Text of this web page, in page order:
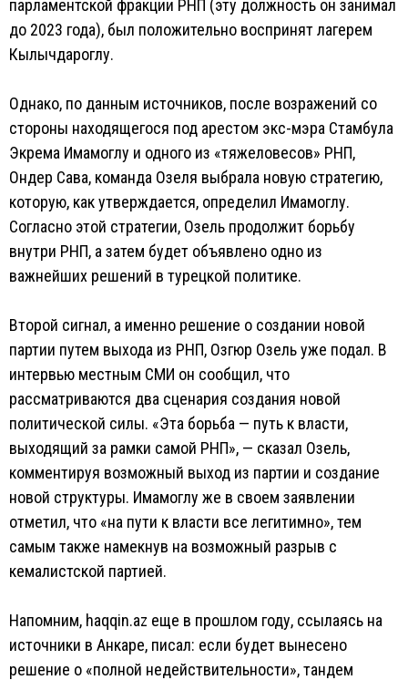
парламентской фракции РНП (эту должность он занимал
до 2023 года), был положительно воспринят лагерем
Кылычдароглу.
Однако, по данным источников, после возражений со
стороны находящегося под арестом экс-мэра Стамбула
Экрема Имамоглу и одного из «тяжеловесов» РНП,
Ондер Сава, команда Озеля выбрала новую стратегию,
которую, как утверждается, определил Имамоглу.
Согласно этой стратегии, Озель продолжит борьбу
внутри РНП, а затем будет объявлено одно из
важнейших решений в турецкой политике.
Второй сигнал, а именно решение о создании новой
партии путем выхода из РНП, Озгюр Озель уже подал. В
интервью местным СМИ он сообщил, что
рассматриваются два сценария создания новой
политической силы. «Эта борьба — путь к власти,
выходящий за рамки самой РНП», — сказал Озель,
комментируя возможный выход из партии и создание
новой структуры. Имамоглу же в своем заявлении
отметил, что «на пути к власти все легитимно», тем
самым также намекнув на возможный разрыв с
кемалистской партией.
Напомним, haqqin.az еще в прошлом году, ссылаясь на
источники в Анкаре, писал: если будет вынесено
решение о «полной недействительности», тандем